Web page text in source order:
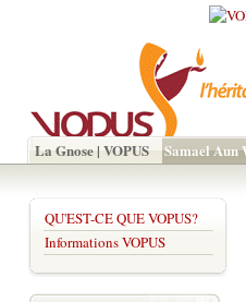
La Gnose | VOPUS Samael Aun
QU'EST-CE QUE VOPUS?
Informations VOPUS